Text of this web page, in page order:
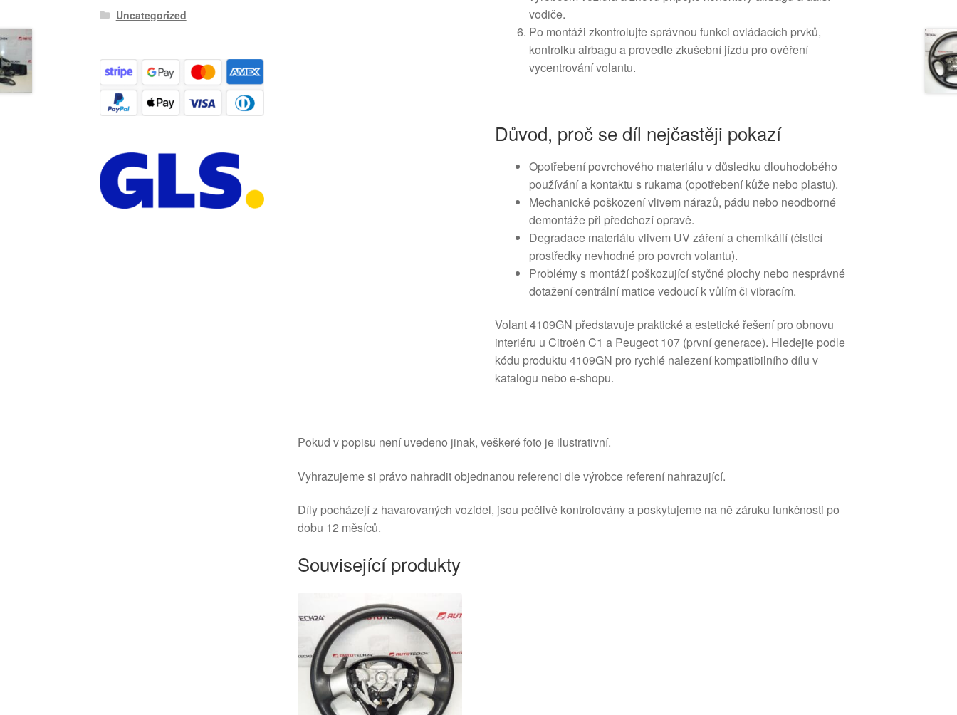
vodiče.
Po montáži zkontrolujte správnou funkci ovládacích prvků,
kontrolku airbagu a proveďte zkušební jízdu pro ověření
vycentrování volantu.
Důvod, proč se díl nejčastěji pokazí
Opotřebení povrchového materiálu v důsledku dlouhodobého
používání a kontaktu s rukama (opotřebení kůže nebo plastu).
Mechanické poškození vlivem nárazů, pádu nebo neodborné
demontáže při předchozí opravě.
Degradace materiálu vlivem UV záření a chemikálií (čisticí
prostředky nevhodné pro povrch volantu).
Problémy s montáží poškozující styčné plochy nebo nesprávné
dotažení centrální matice vedoucí k vůlím či vibracím.
Volant 4109GN představuje praktické a estetické řešení pro obnovu
interiéru u Citroën C1 a Peugeot 107 (první generace). Hledejte podle
kódu produktu 4109GN pro rychlé nalezení kompatibilního dílu v
katalogu nebo e-shopu.
Pokud v popisu není uvedeno jinak, veškeré foto je ilustrativní.
Vyhrazujeme si právo nahradit objednanou referenci dle výrobce referení nahrazující.
Díly pocházejí z havarovaných vozidel, jsou pečlivě kontrolovány a poskytujeme na ně záruku funkčnosti po
dobu 12 měsíců.
Související produkty
Uncategorized